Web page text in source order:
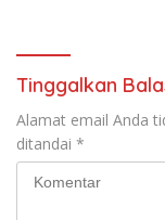
Tinggalkan
Alamat email Anda
ditandai *